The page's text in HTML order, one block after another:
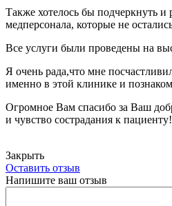
Также хотелось бы подчеркнуть и
медперсонала, которые не
Все услуги были проведены на
Я очень рада,что мне
именно в этой клинике и
Огромное Вам спасибо за Ваш
и чувство сострадания к пациенту!
Закрыть
Оставить отзыв
Напишите ваш отзыв